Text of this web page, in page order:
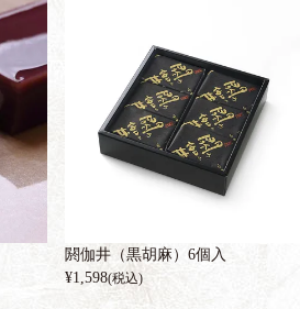
閼伽井（黒胡麻）6個入
¥1,598(税込)